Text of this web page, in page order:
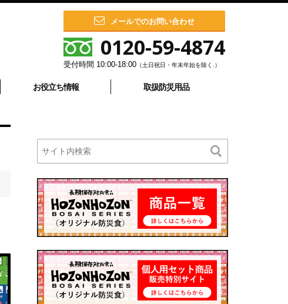
メールでのお問い合わせ
0120-59-4874
受付時間 10:00-18:00 （土日祝日・年末年始を除く.）
お役立ち情報 取扱防災用品